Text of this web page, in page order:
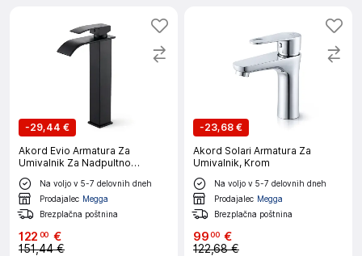
-29,44 €
Akord Evio Armatura Za
Umivalnik Za Nadpultno
Montažo S Slapovnim Izlivom,
Črna
Na voljo v 5-7 delovnih dneh
Prodajalec Megga
Brezplačna poštnina
122 00 €
151,44 €
-23,68 €
Akord Solari Armatura Za
Umivalnik, Krom
Na voljo v 5-7 delovnih dneh
Prodajalec Megga
Brezplačna poštnina
9900 €
122,68 €